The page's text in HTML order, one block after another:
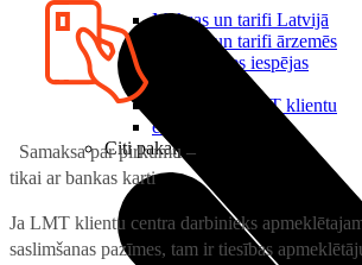
Maksas un tarifi Latvijā
Maksas un tarifi ārzemēs
LMT Kartes iespējas
Kā kļūt par LMT klientu
eSIM tehnoloģija
Citi pakalpojumi
Samaksa par pirkumu –
tikai ar bankas karti
Ja LMT klientu centra darbinieks
saslimšanas pazīmes, tam ir tiesības